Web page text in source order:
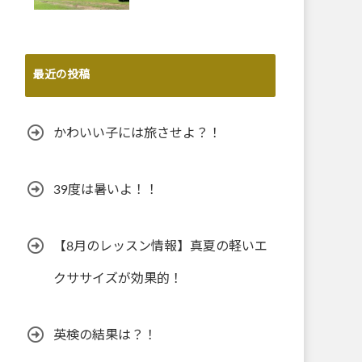
最近の投稿
かわいい子には旅させよ？！
39度は暑いよ！！
【8月のレッスン情報】真夏の軽いエ
クササイズが効果的！
英検の結果は？！